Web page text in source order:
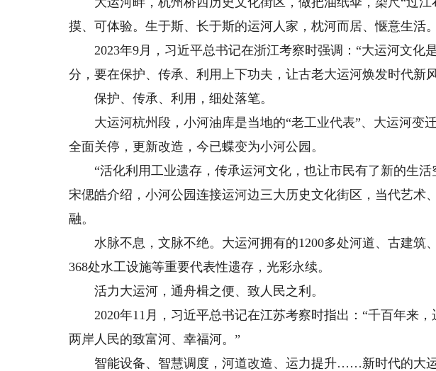
摸、可体验。生于斯、长于斯的运河人家，枕河而居、惬意生活。
2023年9月，习近平总书记在浙江考察时强调：“大运河文化
分，要在保护、传承、利用上下功夫，让古老大运河焕发时代新
保护、传承、利用，细处落笔。
大运河杭州段，小河油库是当地的“老工业代表”、大运河变
全面关停，更新改造，今已蝶变为小河公园。
“活化利用工业遗存，传承运河文化，也让市民有了新的生活
宋偲皓介绍，小河公园连接运河边三大历史文化街区，当代艺术
融。
水脉不息，文脉不绝。大运河拥有的1200多处河道、古建筑
368处水工设施等重要代表性遗存，光彩永续。
活力大运河，通舟楫之便、致人民之利。
2020年11月，习近平总书记在江苏考察时指出：“千百年来，
两岸人民的致富河、幸福河。”
智能设备、智慧调度，河道改造、运力提升……新时代的大运